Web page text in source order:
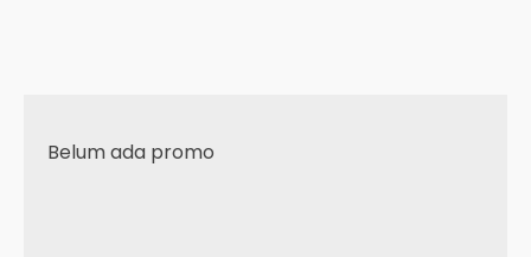
Belum ada promo